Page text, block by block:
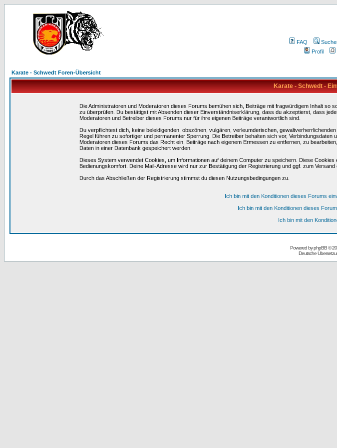
FAQ
Profil
Karate - Schwedt Foren-Übersicht
Karate - Schwedt -
Die Administratoren und Moderatoren dieses Forums bemühen sich, Beiträge mit fragwürdigem Inhalt
zu überprüfen. Du bestätigst mit Absenden dieser Einverständniserklärung, dass du akzeptierst, dass
Moderatoren und Betreiber dieses Forums nur für ihre eigenen Beiträge verantwortlich sind.
Du verpflichtest dich, keine beleidigenden, obszönen, vulgären, verleumderischen,
Regel führen zu sofortiger und permanenter Sperrung. Die Betreiber behalten sich vor,
Moderatoren dieses Forums das Recht ein, Beiträge nach eigenem Ermessen zu entfernen, zu
Daten in einer Datenbank gespeichert werden.
Dieses System verwendet Cookies, um Informationen auf deinem Computer zu speichern. Diese
Bedienungskomfort. Deine Mail-Adresse wird nur zur Bestätigung der Registrierung und ggf. zum
Durch das Abschließen der Registrierung stimmst du diesen Nutzungsbedingungen zu.
Ich bin mit den Konditionen dieses Forums
Ich bin mit den Konditionen dieses
Ich bin mit den
Powered byphpBB©
Deutsche